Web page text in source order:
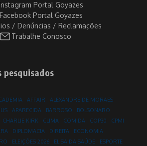
Portal Goyazes
Facebook Portal Goyazes
/ Denúncias / Reclamações
Trabalhe Conosco
pesquisados
AFFAIR
ALEXANDRE DE MORAES
APARECIDA BARROSO
BOLSONARO
CHARLIE KIRK CLIMA COMIDA COP30
CPMI
DIPLOMACIA DIREITA
ECONOMIA
ELEIÇÕES 2026 ELISA DA SAÚDE
ESPORTE